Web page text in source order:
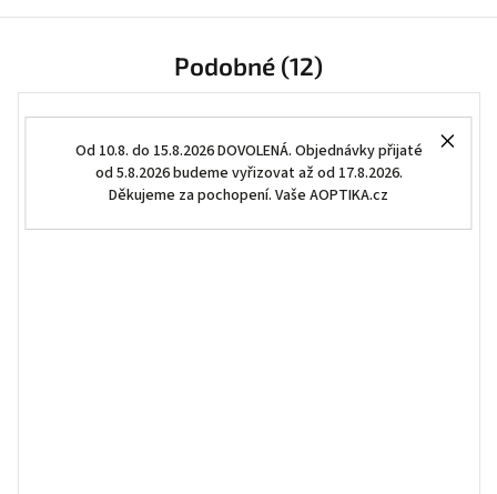
Od 10.8. do 15.8.2026 DOVOLENÁ. Objednávky přijaté
od 5.8.2026 budeme vyřizovat až od 17.8.2026.
Děkujeme za pochopení. Vaše AOPTIKA.cz
Podobné (12)